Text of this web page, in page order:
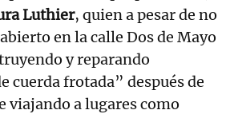
Luthier, quien a pesar de no
en la calle Dos de Mayo
y reparando
cuerda frotada” después de
viajando a lugares como